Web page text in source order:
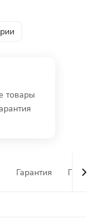
товары
Гарантия